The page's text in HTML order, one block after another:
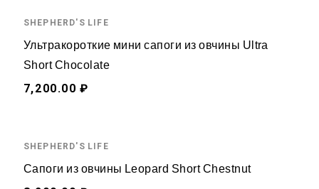
SHEPHERD'S LIFE
Ультракороткие мини сапоги из овчины Ultra
Short Chocolate
7,200.00 ₽
SHEPHERD'S LIFE
Сапоги из овчины Leopard Short Chestnut